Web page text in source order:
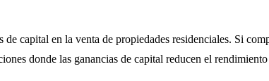
capital en la venta de propiedades residenciales. Si
donde las ganancias de capital reducen el